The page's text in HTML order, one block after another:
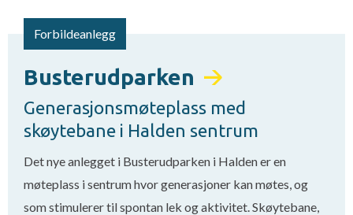
Forbildeanlegg
Busterudparken
Generasjonsmøteplass med
skøytebane i Halden sentrum
Det nye anlegget i Busterudparken i Halden er en
møteplass i sentrum hvor generasjoner kan møtes, og
som stimulerer til spontan lek og aktivitet. Skøytebane,